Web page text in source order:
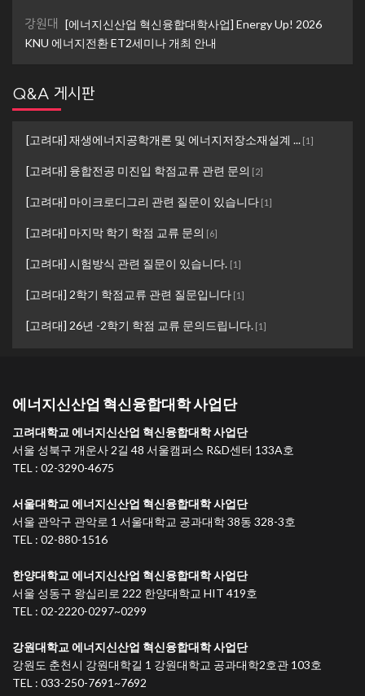
강원대 [에너지신산업 혁신융합대학사업] Energy Up! 2026
KNU 에너지전환 ET2세미나 개최 안내
Q&A 게시판
[고려대] 재생에너지공학개론 및 에너지저장소재설계 ... [1]
[고려대] 융합전공 미진입 학점교류 관련 문의 [2]
[고려대] 마이크로디그리 관련 질문이 있습니다 [1]
[고려대] 마지막 학기 학점 교류 문의 [6]
[고려대] 시험방식 관련 질문이 있습니다. [1]
[고려대] 2학기 학점교류 관련 질문입니다 [1]
[고려대] 26년 -2학기 학점 교류 문의드립니다. [1]
에너지신산업 혁신융합대학 사업단
고려대학교 에너지신산업 혁신융합대학 사업단
서울 성북구 개운사 2길 48 서울캠퍼스 R&D센터 133A호
TEL : 02-3290-4675
서울대학교 에너지신산업 혁신융합대학 사업단
서울 관악구 관악로 1 서울대학교 공과대학 38동 328-3호
TEL : 02-880-1516
한양대학교 에너지신산업 혁신융합대학 사업단
서울 성동구 왕십리로 222 한양대학교 HIT 419호
TEL : 02-2220-0297~0299
강원대학교 에너지신산업 혁신융합대학 사업단
강원도 춘천시 강원대학길 1 강원대학교 공과대학2호관 103호
TEL : 033-250-7691~7692